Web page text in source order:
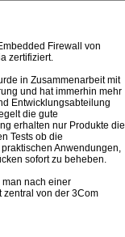
Firewall von
zertifiziert.
in Zusammenarbeit mit
und hat immerhin mehr
Entwicklungsabteilung
die gute
erhalten nur Produkte die
Tests ob die
Anwendungen,
sofort zu beheben.
nach einer
von der 3Com